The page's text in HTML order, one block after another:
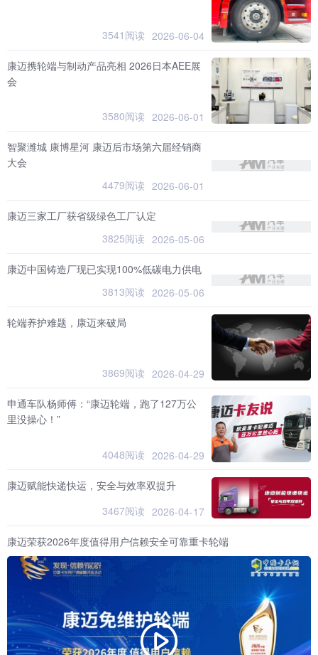
3541阅读 2026-06-04
康迈携轮端与制动产品亮相 2026日本AEE展
会
3580阅读 2026-06-01
智聚潍城 康博星河 康迈后市场第六届经销商
大会
4479阅读 2026-06-01
康迈三家工厂获省级绿色工厂认定
3825阅读 2026-05-06
康迈中国铸造厂现已实现100%低碳电力供电
3813阅读 2026-05-06
轮端养护难题，康迈来破局
3869阅读 2026-04-29
申通车队杨师傅：“康迈轮端，跑了127万公
里没操心！”
4048阅读 2026-04-29
康迈赋能快递快运，安全与效率双提升
3467阅读 2026-04-17
康迈荣获2026年度值得用户信赖安全可靠重卡轮端